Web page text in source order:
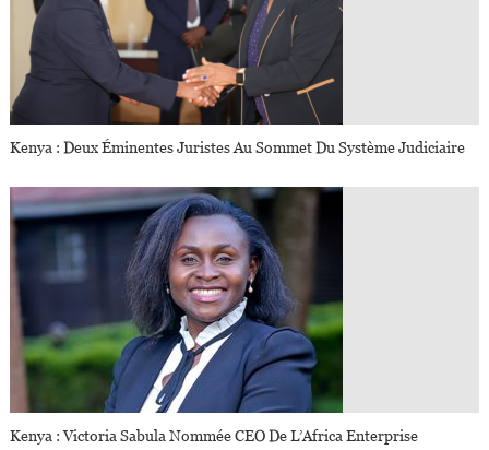
Kenya : Deux Éminentes Juristes Au Sommet Du Système Judiciaire
Kenya : Victoria Sabula Nommée CEO De L’Africa Enterprise